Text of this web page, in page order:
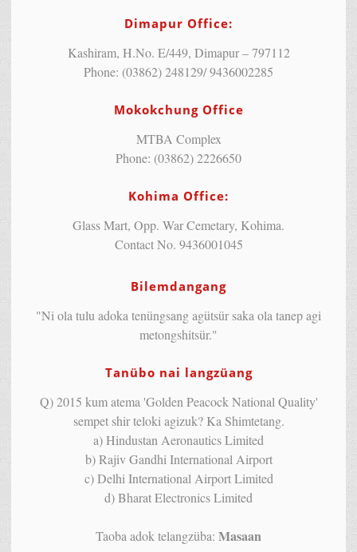
Dimapur Office:
Kashiram, H.No. E/449, Dimapur – 797112
Phone: (03862) 248129/ 9436002285
Mokokchung Office
MTBA Complex
Phone: (03862) 2226650
Kohima Office:
Glass Mart, Opp. War Cemetary, Kohima.
Contact No. 9436001045
Bilemdangang
"Ni ola tulu adoka tenüngsang agütsür saka ola tanep agi
metongshitsür."
Tanübo nai langzüang
Q) 2015 kum atema 'Golden Peacock National Quality'
sempet shir teloki agizuk? Ka Shimtetang.
a) Hindustan Aeronautics Limited
b) Rajiv Gandhi International Airport
c) Delhi International Airport Limited
d) Bharat Electronics Limited
Taoba adok telangzüba: Masaan